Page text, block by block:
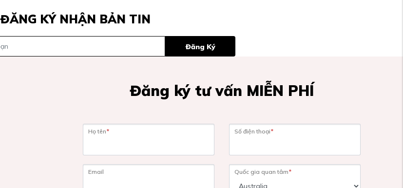
ĐĂNG KÝ NHẬN BẢN TIN
Đăng Ký
Đăng ký tư vấn MIỄN PHÍ
Họ tên* Số điện thoại*
Email Quốc gia quan tâm*